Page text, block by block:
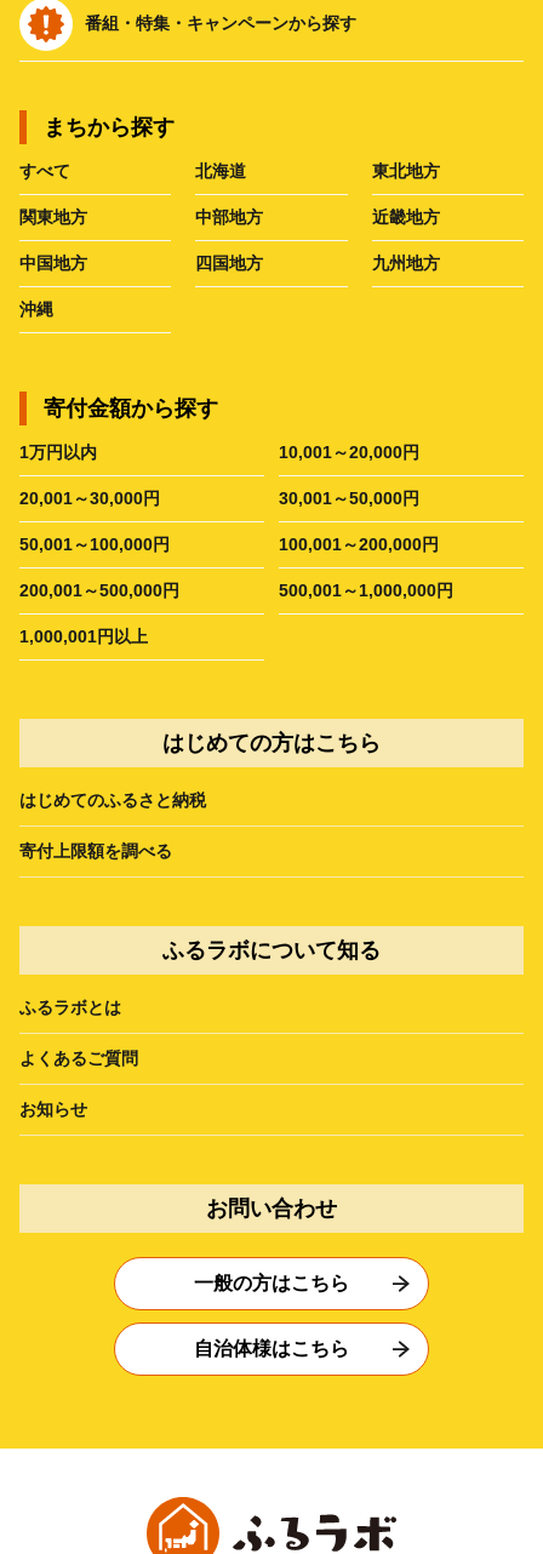
番組・特集・キャンペーンから探す
まちから探す
すべて 北海道 東北地方
関東地方 中部地方 近畿地方
中国地方 四国地方 九州地方
沖縄
寄付金額から探す
1万円以内 10,001～20,000円
20,001～30,000円 30,001～50,000円
50,001～100,000円 100,001～200,000円
200,001～500,000円 500,001～1,000,000円
1,000,001円以上
はじめての方はこちら
はじめてのふるさと納税
寄付上限額を調べる
ふるラボについて知る
ふるラボとは
よくあるご質問
お知らせ
お問い合わせ
一般の方はこちら
自治体様はこちら